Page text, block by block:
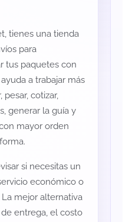
tienes una tienda
para
tus paquetes con
a trabajar más
pesar, cotizar,
generar la guía y
mayor orden
si necesitas un
económico o
mejor alternativa
entrega, el costo